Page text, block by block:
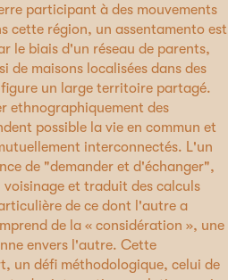
participant à des mouvements
cette région, un assentamento est
le biais d'un réseau de parents,
de maisons localisées dans des
un large territoire partagé.
ethnographiquement des
possible la vie en commun et
interconnectés. L'un
de "demander et d'échanger",
et traduit des calculs
de ce dont l'autre a
de la « considération », une
envers l'autre. Cette
un défi méthodologique, celui de